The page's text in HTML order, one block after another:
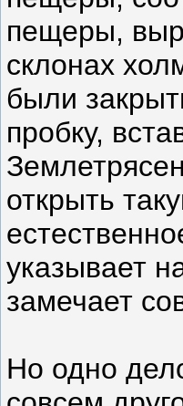
пещеры,
склонах
были
пробку,
открыть
указывает
замечает
Но одно